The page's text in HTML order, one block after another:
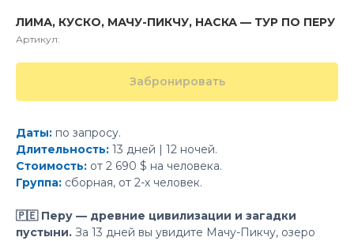
ЛИМА, КУСКО, МАЧУ-ПИКЧУ, НАСКА — ТУР ПО ПЕРУ
Артикул:
Забронировать
Даты: по запросу.
Длительность: 13 дней | 12 ночей.
Стоимость: от 2 690 $ на человека.
Группа: сборная, от 2-х человек.
🇵🇪 Перу — древние цивилизации и загадки
пустыни. За 13 дней вы увидите Мачу-Пикчу, озеро